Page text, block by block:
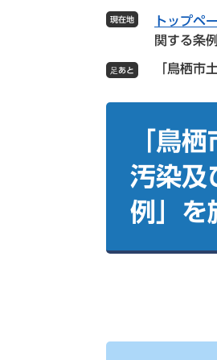
g
l
カ
タ
現在地 トップペ
関する条
「鳥栖市
「鳥
汚染及
例」を